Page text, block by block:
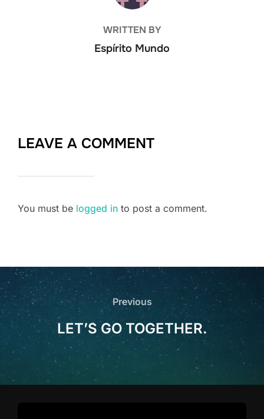
WRITTEN BY
Espírito Mundo
LEAVE A COMMENT
You must be logged in to post a comment.
Post
navigation
Previous
Previous
LET’S GO TOGETHER.